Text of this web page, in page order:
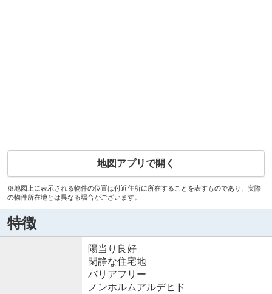
地図アプリで開く
※地図上に表示される物件の位置は付近住所に所在することを表すものであり、実際
の物件所在地とは異なる場合がございます。
特徴
陽当り良好
閑静な住宅地
バリアフリー
ノンホルムアルデヒド